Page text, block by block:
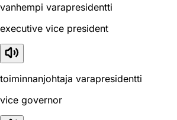
vanhempi varapresidentti
executive vice president
toiminnanjohtaja varapresidentti
vice governor